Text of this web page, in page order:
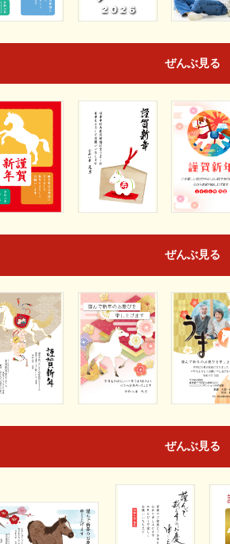
ぜんぶ見る
ぜんぶ見る
ぜんぶ見る